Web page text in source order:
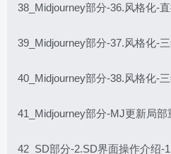
38_Midjourney部分-36.风格化-
39_Midjourney部分-37.风格化-
40_Midjourney部分-38.风格化-
41_Midjourney部分-MJ更新局部
42_SD部分-2.SD界面操作介绍-